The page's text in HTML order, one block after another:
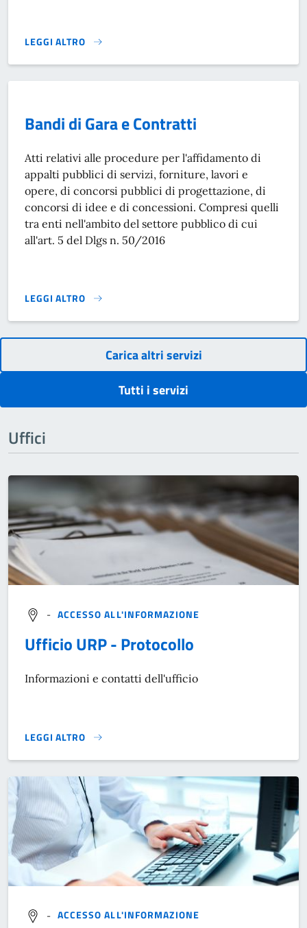
LEGGI ALTRO
AUTOCERTIFICAZIONE}
Bandi di Gara e Contratti
Atti relativi alle procedure per l'affidamento di
appalti pubblici di servizi, forniture, lavori e
opere, di concorsi pubblici di progettazione, di
concorsi di idee e di concessioni. Compresi quelli
tra enti nell'ambito del settore pubblico di cui
all'art. 5 del Dlgs n. 50/2016
LEGGI ALTRO
BANDI DI GARA E CONTRATTI}
Carica altri servizi
Tutti i servizi
Uffici
- ACCESSO ALL'INFORMAZIONE
Ufficio URP - Protocollo
Informazioni e contatti dell'ufficio
LEGGI ALTRO
}
- ACCESSO ALL'INFORMAZIONE